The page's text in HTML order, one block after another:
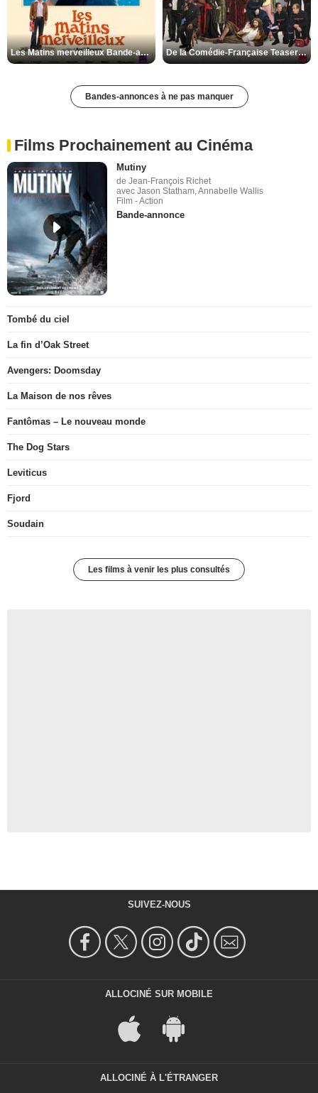
Les Matins merveilleux Bande-annonce VF De la Comédie-Française Teaser VF
Bandes-annonces à ne pas manquer
Films Prochainement au Cinéma
Mutiny
de Jean-François Richet
avec Jason Statham, Annabelle Wallis
Film - Action
Bande-annonce
Tombé du ciel
La fin d’Oak Street
Avengers: Doomsday
La Maison de nos rêves
Fantômas – Le nouveau monde
The Dog Stars
Leviticus
Fjord
Soudain
Les films à venir les plus consultés
SUIVEZ-NOUS
ALLOCINÉ SUR MOBILE
ALLOCINÉ À L'ÉTRANGER